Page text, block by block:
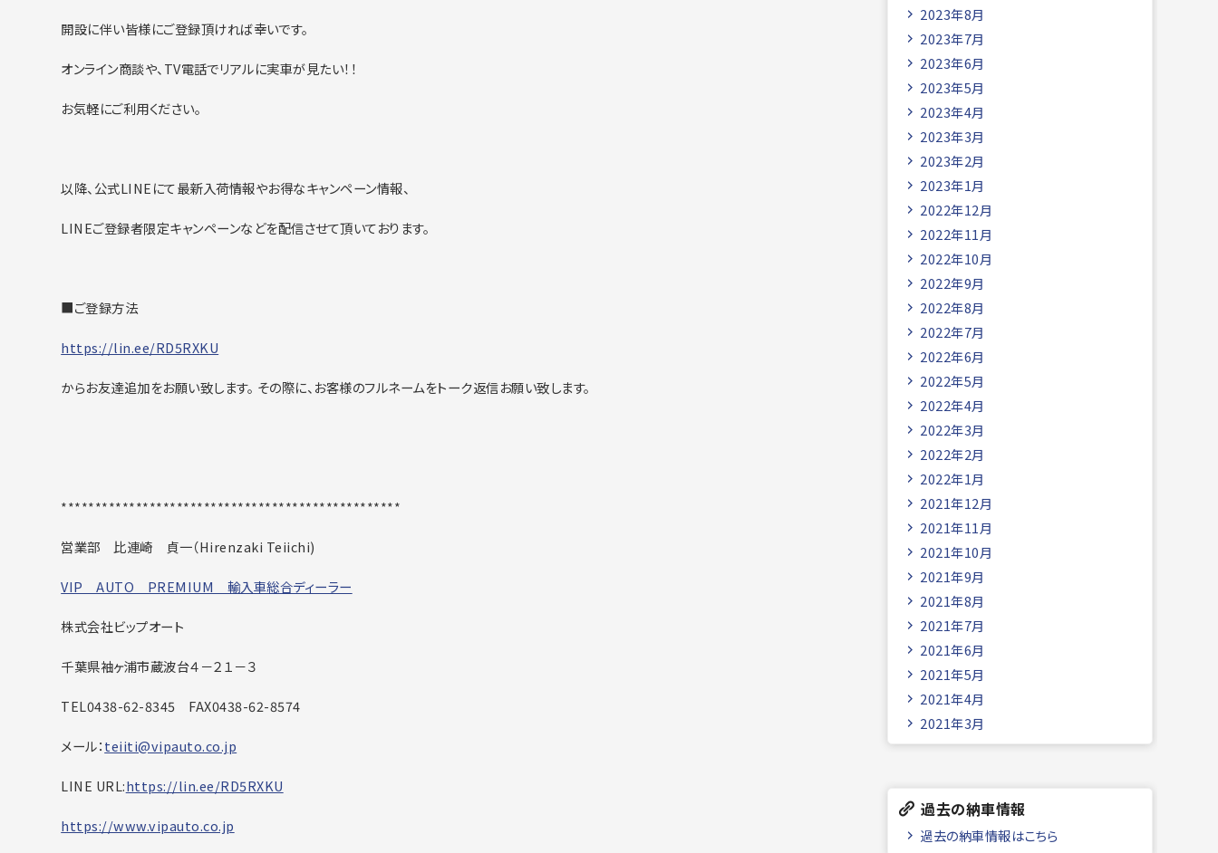
開設に伴い皆様にご登録頂ければ幸いです。
オンライン商談や、TV電話でリアルに実車が見たい！！
お気軽にご利用ください。
以降、公式LINEにて最新入荷情報やお得なキャンペーン情報、
LINEご登録者限定キャンペーンなどを配信させて頂いております。
■ご登録方法
https://lin.ee/RD5RXKU
からお友達追加をお願い致します。 その際に、お客様のフルネームをトーク返信お願い致します。
**************************************************
営業部 比連崎 貞一（Hirenzaki Teiichi)
VIP AUTO PREMIUM 輸入車総合ディーラー
株式会社ビップオート
千葉県袖ヶ浦市蔵波台４－２１－３
TEL0438-62-8345 FAX0438-62-8574
メール：teiiti@vipauto.co.jp
LINE URL:https://lin.ee/RD5RXKU
https://www.vipauto.co.jp
2023年8月
2023年7月
2023年6月
2023年5月
2023年4月
2023年3月
2023年2月
2023年1月
2022年12月
2022年11月
2022年10月
2022年9月
2022年8月
2022年7月
2022年6月
2022年5月
2022年4月
2022年3月
2022年2月
2022年1月
2021年12月
2021年11月
2021年10月
2021年9月
2021年8月
2021年7月
2021年6月
2021年5月
2021年4月
2021年3月
過去の納車情報
過去の納車情報はこちら